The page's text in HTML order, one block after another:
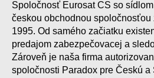
Spoločnosť Eurosat CS so
českou obchodnou spoločnosťou
1995. Od samého začiatku
predajom zabezpečovacej a
Zároveň je naša firma
spoločnosti Paradox pre Českú